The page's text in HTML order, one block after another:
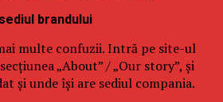
brandului
multe confuzii. Intră pe site-ul
„About” / „Our story”, și
și unde își are sediul compania.